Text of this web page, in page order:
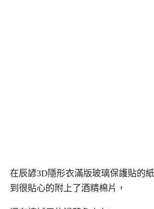
在辰諺3D隱形衣滿版玻璃保護貼的
到很貼心的附上了酒精棉片，